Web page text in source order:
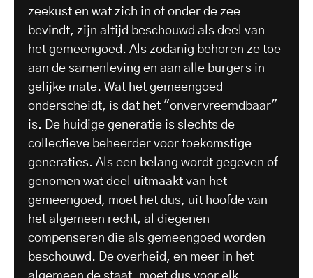
zeekust en wat zich in of onder de zee
bevindt, zijn altijd beschouwd als deel van
het gemeengoed. Als zodanig behoren ze toe
aan de samenleving en aan alle burgers in
gelijke mate. Wat het gemeengoed
onderscheidt, is dat het "onvervreemdbaar"
is. De huidige generatie is slechts de
collectieve beheerder voor toekomstige
generaties. Als een belang wordt gegeven of
genomen wat deel uitmaakt van het
gemeengoed, moet het dus, uit hoofde van
het algemeen recht, al diegenen
compenseren die als gemeengoed worden
beschouwd. De overheid, en meer in het